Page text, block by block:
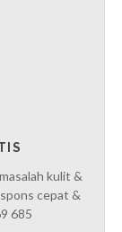
kulit &
cepat &
685